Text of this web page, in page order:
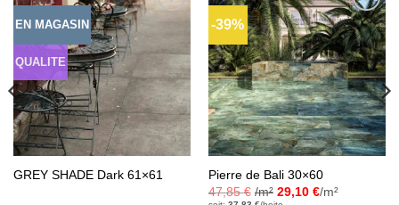
EN MAGASIN
QUALITE
d’envies
GREY SHADE Dark 61×61
-39%
Ajouter
à la liste
d’envies
Pierre de Bali 30×60
47,85€ /m² 29,10 €/m²